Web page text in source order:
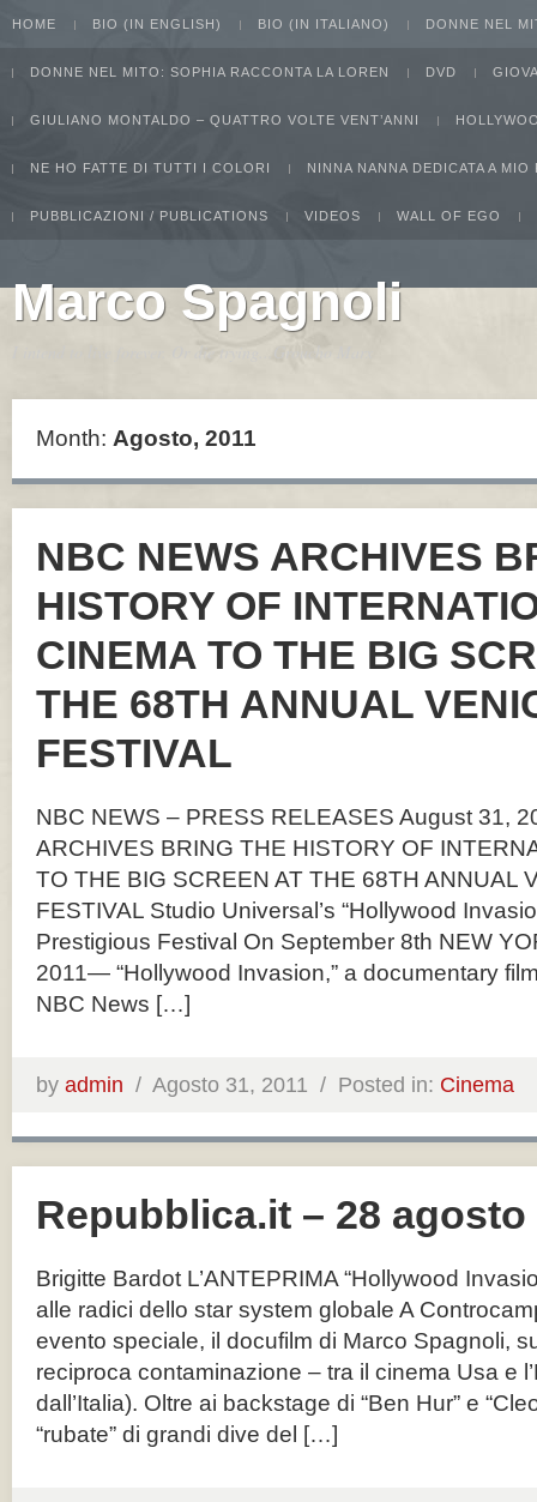
HOME BIO (IN ENGLISH) BIO (IN ITALIANO) DONNE NEL
DONNE NEL MITO: SOPHIA RACCONTA LA LOREN DVD
GIULIANO MONTALDO – QUATTRO VOLTE VENT’ANNI
NE HO FATTE DI TUTTI I COLORI NINNA NANNA DEDICATA A MIO
PUBBLICAZIONI / PUBLICATIONS VIDEOS WALL OF EGO
Marco Spagnoli
Month: Agosto, 2011
NBC NEWS ARCHIVES
HISTORY OF
CINEMA TO THE BIG
THE 68TH ANNUAL
FESTIVAL
NBC NEWS – PRESS RELEASES August 31,
ARCHIVES BRING THE HISTORY OF
TO THE BIG SCREEN AT THE 68TH ANNUAL
FESTIVAL Studio Universal’s “Hollywood
Prestigious Festival On September 8th NEW
2011— “Hollywood Invasion,” a documentary
NBC News […]
by admin / Agosto 31, 2011 / Posted in: Cinema
Repubblica.it – 28 agosto
Brigitte Bardot L’ANTEPRIMA “Hollywood
alle radici dello star system globale A
evento speciale, il docufilm di Marco Spagnoli,
reciproca contaminazione – tra il cinema Usa e
dall’Italia). Oltre ai backstage di “Ben Hur” e
“rubate” di grandi dive del […]